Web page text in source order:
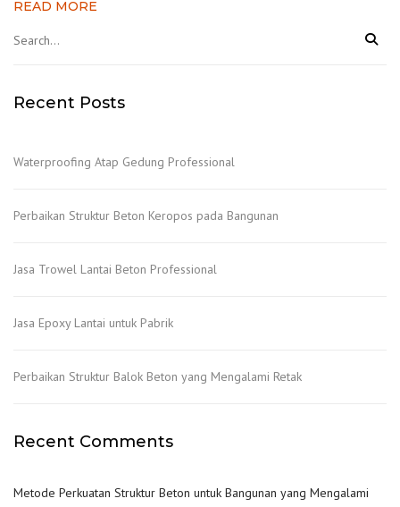
READ MORE
Recent Posts
Waterproofing Atap Gedung Professional
Perbaikan Struktur Beton Keropos pada Bangunan
Jasa Trowel Lantai Beton Professional
Jasa Epoxy Lantai untuk Pabrik
Perbaikan Struktur Balok Beton yang Mengalami Retak
Recent Comments
Metode Perkuatan Struktur Beton untuk Bangunan yang Mengalami